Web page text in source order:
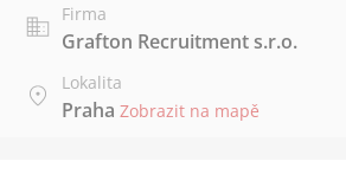
Firma
Grafton Recruitment s.r.o.
Lokalita
Praha Zobrazit na mapě